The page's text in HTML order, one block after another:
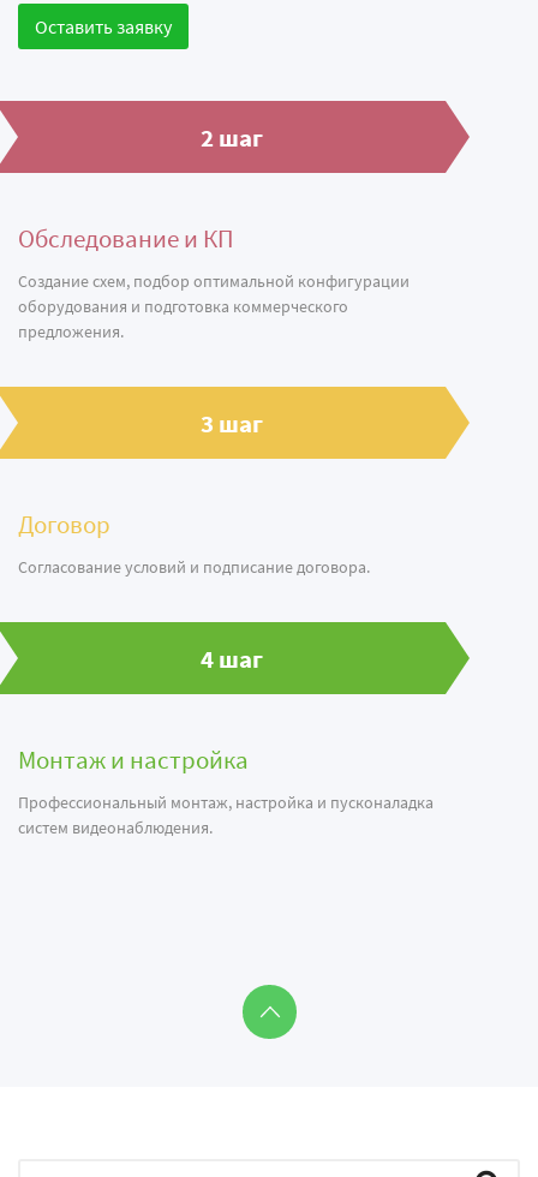
Оставить заявку
2 шаг
Обследование и КП
Создание схем, подбор оптимальной конфигурации
оборудования и подготовка коммерческого
предложения.
3 шаг
Договор
Согласование условий и подписание договора.
4 шаг
Монтаж и настройка
Профессиональный монтаж, настройка и пусконаладка
систем видеонаблюдения.